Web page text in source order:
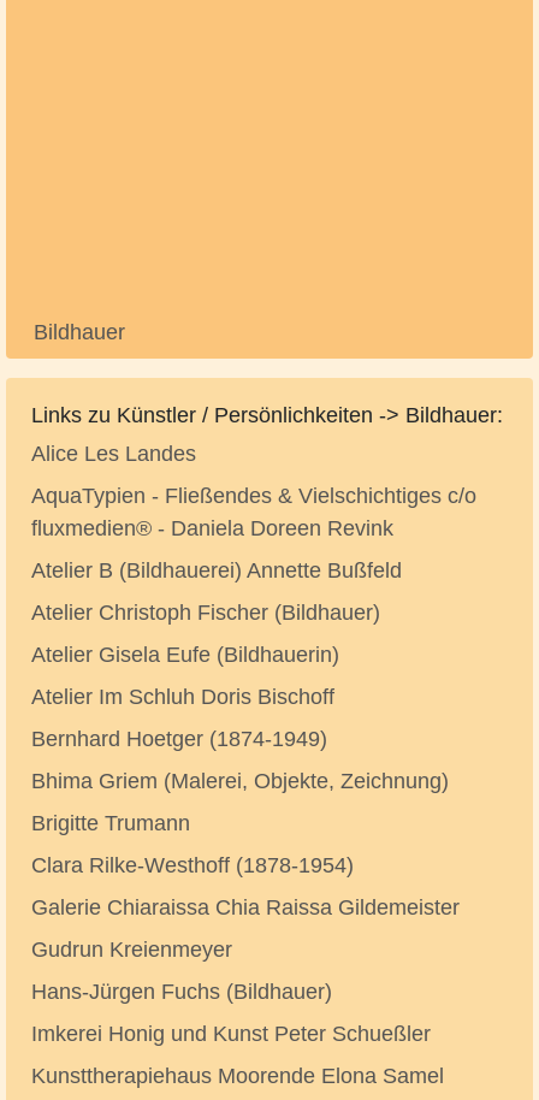
Bildhauer
Links zu Künstler / Persönlichkeiten -> Bildhauer:
Alice Les Landes
AquaTypien - Fließendes & Vielschichtiges c/o
fluxmedien® - Daniela Doreen Revink
Atelier B (Bildhauerei) Annette Bußfeld
Atelier Christoph Fischer (Bildhauer)
Atelier Gisela Eufe (Bildhauerin)
Atelier Im Schluh Doris Bischoff
Bernhard Hoetger (1874-1949)
Bhima Griem (Malerei, Objekte, Zeichnung)
Brigitte Trumann
Clara Rilke-Westhoff (1878-1954)
Galerie Chiaraissa Chia Raissa Gildemeister
Gudrun Kreienmeyer
Hans-Jürgen Fuchs (Bildhauer)
Imkerei Honig und Kunst Peter Schueßler
Kunsttherapiehaus Moorende Elona Samel